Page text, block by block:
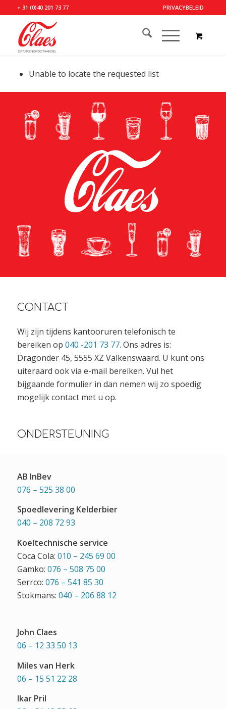
PRIVACYBELEID
+ 31 (0)40 201 73 77
Unable to locate the requested list
CONTACT
Wij zijn tijdens kantooruren telefonisch te
bereiken op 040 -201 73 77. Ons adres is:
Dragonder 45, 5555 XZ Valkenswaard. U kunt ons
uiteraard ook via e-mail bereiken. Vul het
bijgaande formulier in dan nemen wij zo spoedig
mogelijk contact met u op.
ONDERSTEUNING
AB InBev
076 – 525 38 00
Spoedlevering Kelderbier
040 – 208 72 93
Koeltechnische service
Coca Cola: 010 – 245 69 00
Gamko: 076 – 508 75 00
Serrco: 076 – 541 85 30
Stokmans: 040 – 206 88 12
John Claes
06 – 12 33 50 13
Miles van Herk
06 – 15 51 22 28
Ikar Pril